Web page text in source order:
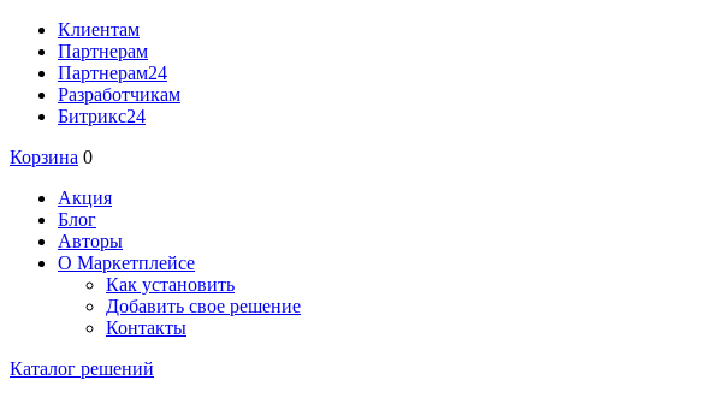
Клиентам
Партнерам
Партнерам24
Разработчикам
Битрикс24
Корзина 0
Акция
Блог
Авторы
О Маркетплейсе
Как установить
Добавить свое решение
Контакты
Каталог решений